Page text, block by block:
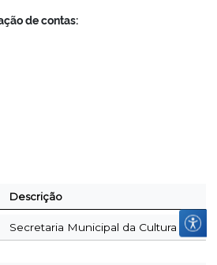
de contas:
Descrição
Secretaria Municipal da Cultura